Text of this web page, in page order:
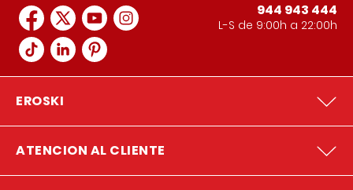
944 943 444
L-S de 9:00h a 22:00h
EROSKI
ATENCION AL CLIENTE